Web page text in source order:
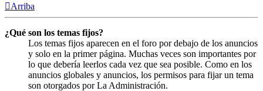
Arriba
¿Qué son los temas fijos?
Los temas fijos aparecen en el foro por debajo de los anuncios
y solo en la primer página. Muchas veces son importantes por
lo que debería leerlos cada vez que sea posible. Como en los
anuncios globales y anuncios, los permisos para fijar un tema
son otorgados por La Administración.